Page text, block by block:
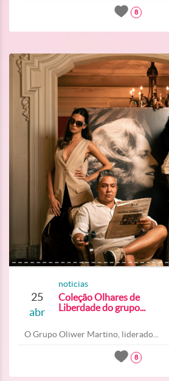
8
25
abr
noticias
Coleção Olhares de
Liberdade do grupo...
O Grupo Oliwer Martino, liderado...
8